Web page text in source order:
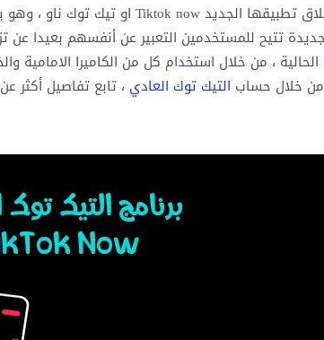
تتيح للمستخدمين التعبير عن أنفسهم بعيدا
، من خلال استخدام كل من الكاميرا الامامية
خلال حساب التيك توك العادي